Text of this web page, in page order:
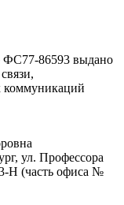
86593 выдано
коммуникаций
ул. Профессора
Н (часть офиса №